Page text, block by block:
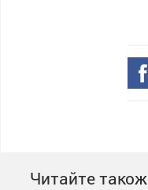
Читайте також